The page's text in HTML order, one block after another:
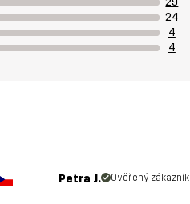
24
4
4
Petra J. Ověřený zákazník